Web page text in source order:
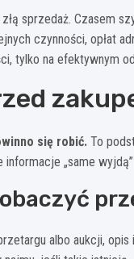
sprzedaż. Czasem
czynności, opłat
tylko na efektywnym
się robić. To
„same
albo aukcji,